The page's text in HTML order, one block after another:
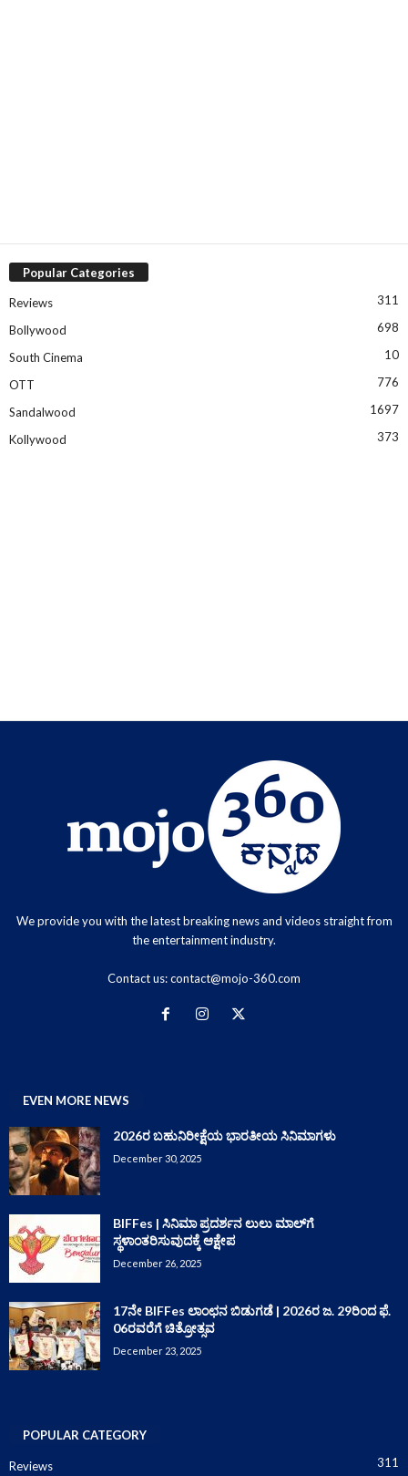
Popular Categories
Reviews 311
Bollywood 698
South Cinema 10
OTT 776
Sandalwood 1697
Kollywood 373
We provide you with the latest breaking news and videos straight from
the entertainment industry.
Contact us:contact@mojo-360.com
EVEN MORE NEWS
2026ರ ಬಹುನಿರೀಕ್ಷೆಯ ಭಾರತೀಯ ಸಿನಿಮಾಗಳು
December 30, 2025
BIFFes | ಸಿನಿಮಾ ಪ್ರದರ್ಶನ ಲುಲು ಮಾಲ್‌ಗೆ
ಸ್ಥಳಾಂತರಿಸುವುದಕ್ಕೆ ಆಕ್ಷೇಪ
December 26, 2025
17ನೇ BIFFes ಲಾಂಛನ ಬಿಡುಗಡೆ | 2026ರ ಜ. 29ರಿಂದ ಫೆ.
06ರವರೆಗೆ ಚಿತ್ರೋತ್ಸವ
December 23, 2025
POPULAR CATEGORY
Reviews 311